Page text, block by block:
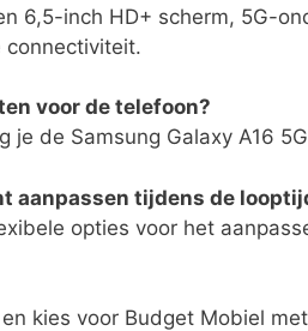
6,5-inch HD+ scherm, 5G-
connectiviteit.
voor de telefoon?
je de Samsung Galaxy A16
aanpassen tijdens de
opties voor het
kies voor Budget Mobiel